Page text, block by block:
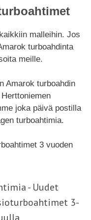
malleihin. Jos
turboahdinta
meille.
Amarok turboahdin
joka päivä postilla
turboahtimia.
3 vuoden
- Uudet
3-